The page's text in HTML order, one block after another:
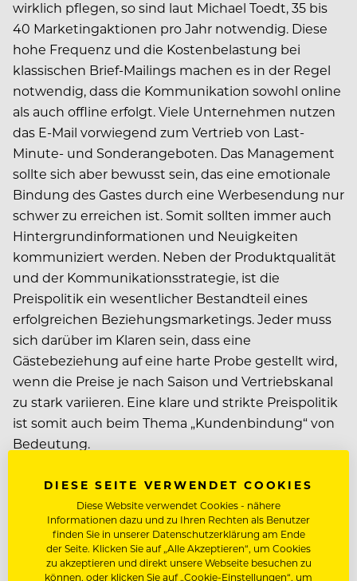
wirklich pflegen, so sind laut Michael Toedt, 35 bis
40 Marketingaktionen pro Jahr notwendig. Diese
hohe Frequenz und die Kostenbelastung bei
klassischen Brief-Mailings machen es in der Regel
notwendig, dass die Kommunikation sowohl online
als auch offline erfolgt. Viele Unternehmen nutzen
das E-Mail vorwiegend zum Vertrieb von Last-
Minute- und Sonderangeboten. Das Management
sollte sich aber bewusst sein, das eine emotionale
Bindung des Gastes durch eine Werbesendung nur
schwer zu erreichen ist. Somit sollten immer auch
Hintergrundinformationen und Neuigkeiten
kommuniziert werden. Neben der Produktqualität
und der Kommunikationsstrategie, ist die
Preispolitik ein wesentlicher Bestandteil eines
erfolgreichen Beziehungsmarketings. Jeder muss
sich darüber im Klaren sein, dass eine
Gästebeziehung auf eine harte Probe gestellt wird,
wenn die Preise je nach Saison und Vertriebskanal
zu stark variieren. Eine klare und strikte Preispolitik
ist somit auch beim Thema „Kundenbindung“ von
Bedeutung.
Das sich Beziehungsmarketing lohnt, beweist die
Tatsache, dass sich durch den richtigen Einsatz
einer Marketingdatenbank die Versandmengen in
der Regel um 50 bis 70 Prozent senken lassen, die
Nutzung von E-Mail verringert die Kosten sogar
DIESE SEITE VERWENDET COOKIES
Diese Website verwendet Cookies - nähere
Informationen dazu und zu Ihren Rechten als Benutzer
finden Sie in unserer Datenschutzerklärung am Ende
der Seite. Klicken Sie auf „Alle Akzeptieren“, um Cookies
zu akzeptieren und direkt unsere Webseite besuchen zu
können, oder klicken Sie auf „Cookie-Einstellungen“, um